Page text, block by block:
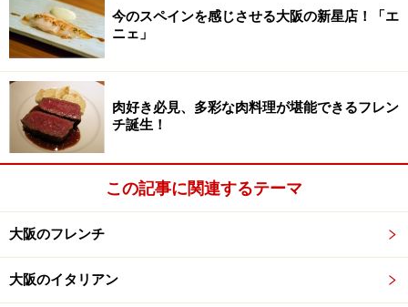
今のスペインを感じさせる大阪の新星店！「エ
ニェ」
肉好き必見、多彩な肉料理が堪能できるフレン
チ誕生！
この記事に関連するテーマ
大阪のフレンチ
大阪のイタリアン